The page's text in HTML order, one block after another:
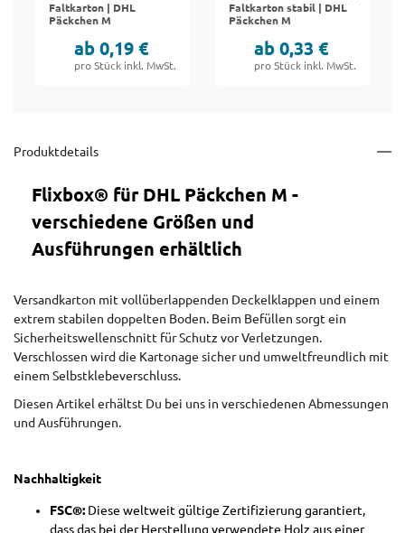
Faltkarton | DHL
Päckchen M
ab 0,19 €
pro Stück inkl. MwSt.
Faltkarton stabil | DHL
Päckchen M
ab 0,33 €
pro Stück inkl. MwSt.
Produktdetails
Flixbox® für DHL Päckchen M -
verschiedene Größen und
Ausführungen erhältlich
Versandkarton mit vollüberlappenden Deckelklappen und einem
extrem stabilen doppelten Boden. Beim Befüllen sorgt ein
Sicherheitswellenschnitt für Schutz vor Verletzungen.
Verschlossen wird die Kartonage sicher und umweltfreundlich mit
einem Selbstklebeverschluss.
Diesen Artikel erhältst Du bei uns in verschiedenen Abmessungen
und Ausführungen.
Nachhaltigkeit
FSC®: Diese weltweit gültige Zertifizierung garantiert,
dass das bei der Herstellung verwendete Holz aus einer